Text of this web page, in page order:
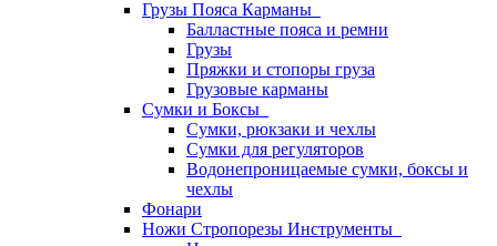
Грузы Пояса Карманы
Балластные пояса и ремни
Грузы
Пряжки и стопоры груза
Грузовые карманы
Сумки и Боксы
Сумки, рюкзаки и чехлы
Сумки для регуляторов
Водонепроницаемые сумки, боксы и
чехлы
Фонари
Ножи Стропорезы Инструменты